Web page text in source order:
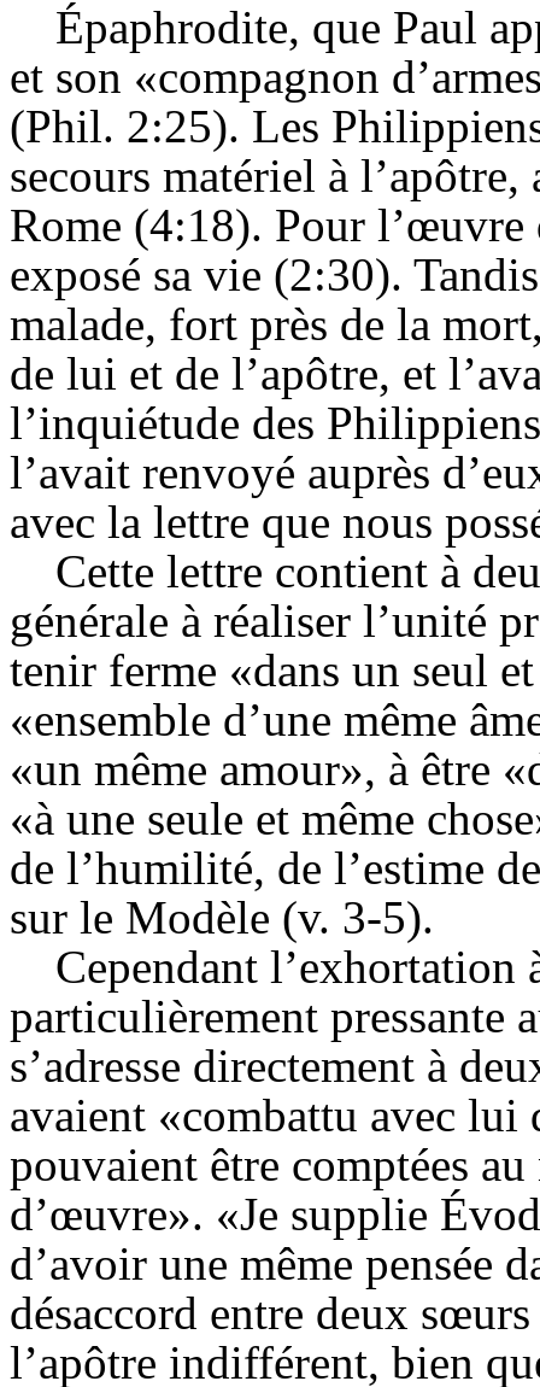
Épaphrodite, que Paul
et son «compagnon
(Phil. 2:25). Les
secours matériel à
Rome (4:18). Pour
exposé sa vie (2:30).
malade, fort près de la
de lui et de l’apôtre, et
l’inquiétude des Philippiens
l’avait renvoyé auprès
avec la lettre que nous
Cette lettre contient à
générale à réaliser l’unité
tenir ferme «dans un seul
«ensemble d’une même
«un même amour», à être
«à une seule et même
de l’humilité, de l’estime
sur le Modèle (v. 3-5).
Cependant l’exhortation
particulièrement pressante
s’adresse directement à
avaient «combattu avec lui
pouvaient être comptées
d’œuvre». «Je supplie
d’avoir une même pensée
désaccord entre deux
l’apôtre indifférent, bien